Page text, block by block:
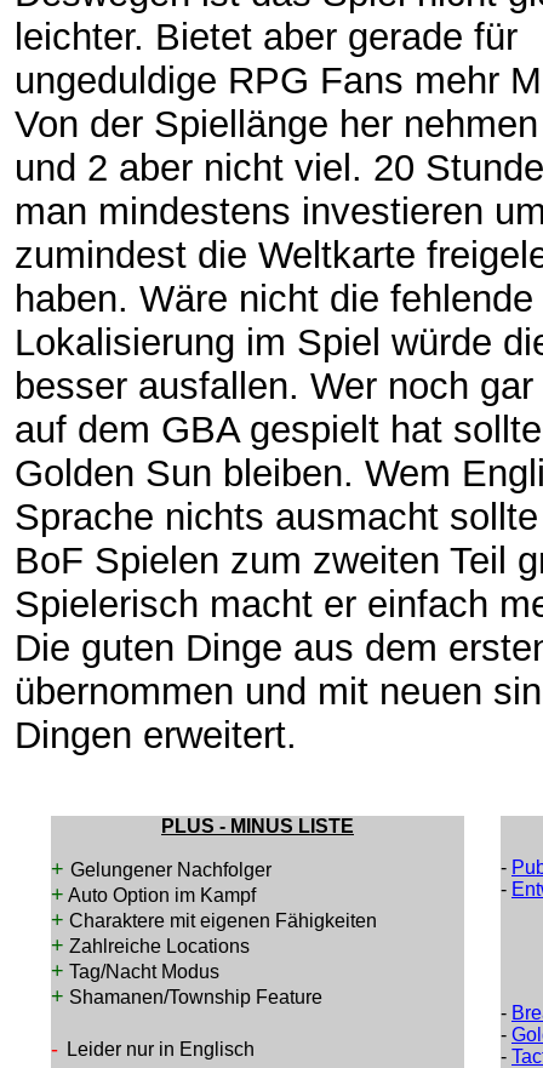
leichter. Bietet aber gerade für
ungeduldige RPG Fans mehr
Von der Spiellänge her
und 2 aber nicht viel. 20
man mindestens investieren
zumindest die Weltkarte
haben. Wäre nicht die fehlende
Lokalisierung im Spiel würde
besser ausfallen. Wer noch
auf dem GBA gespielt hat
Golden Sun bleiben. Wem
Sprache nichts ausmacht
BoF Spielen zum zweiten Teil
Spielerisch macht er einfach
Die guten Dinge aus dem
übernommen und mit neuen
Dingen erweitert.
PLUS - MINUS LISTE
+ Gelungener Nachfolger
+ Auto Option im Kampf
+ Charaktere mit eigenen Fähigkeiten
+ Zahlreiche Locations
+ Tag/Nacht Modus
+ Shamanen/Township Feature
- Leider nur in Englisch
-
-
-
-
-